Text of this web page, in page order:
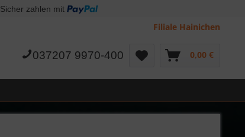
Sicher zahlen mit
Filiale Hainichen
037207 9970-400 0,00 €